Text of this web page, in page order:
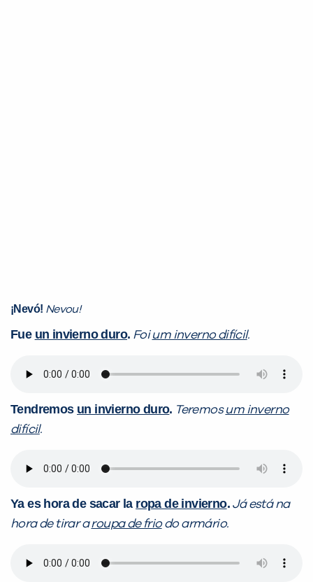
¡Nevó! Nevou!
Fue un invierno duro. Foium inverno difícil.
Tendremos un invierno duro. Teremosum inverno
difícil.
Ya es hora de sacar la ropa de invierno. Já está na
hora de tirar aroupa de friodo armário.